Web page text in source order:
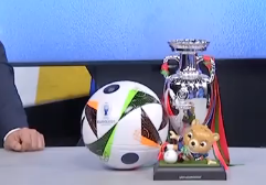
2024年7月4日 19:12
两盘完胜
2024年7